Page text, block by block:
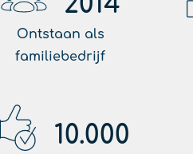
Ontstaan als
familiebedrijf
10.000